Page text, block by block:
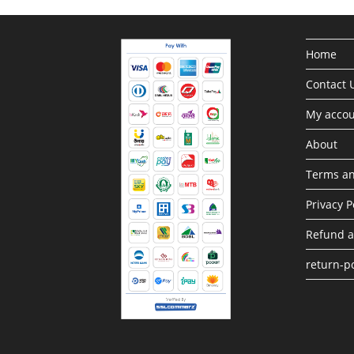
Home
Contact
My
About
Terms
Privacy
Refund
return-